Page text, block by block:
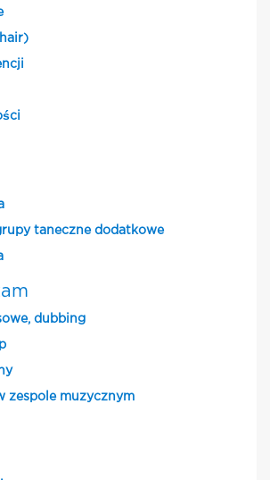
taneczne dodatkowe
dubbing
zespole muzycznym